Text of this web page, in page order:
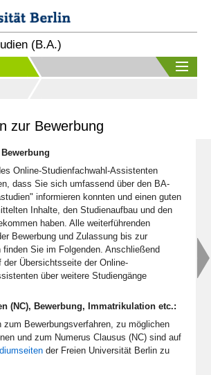
(B.A.)
zur Bewerbung
Online-Studienfachwahl-Assistenten
dass Sie sich umfassend über den BA-
informieren konnten und einen guten
Inhalte, den Studienaufbau und den
haben. Alle weiterführenden
Bewerbung und Zulassung bis zur
finden Sie im Folgenden. Anschließend
Übersichtsseite der Online-
über weitere Studiengänge
(NC), Bewerbung, Immatrikulation etc.:
zum Bewerbungsverfahren, zu möglichen
und zum Numerus Clausus (NC) sind auf
der Freien Universität Berlin zu